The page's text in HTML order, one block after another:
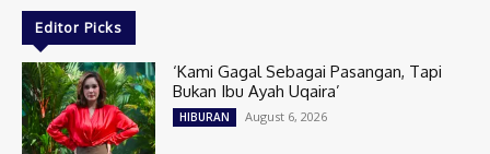
Editor Picks
‘Kami Gagal Sebagai Pasangan, Tapi
Bukan Ibu Ayah Uqaira’
HIBURAN August 6, 2026